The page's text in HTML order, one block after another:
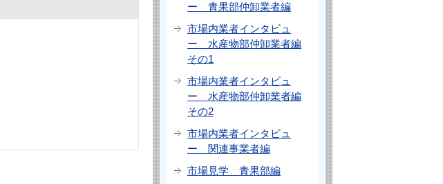
ー 青果部仲卸業者編
市場内業者インタビュ
ー 水産物部仲卸業者編
その1
市場内業者インタビュ
ー 水産物部仲卸業者編
その2
市場内業者インタビュ
ー 関連事業者編
市場見学 青果部編